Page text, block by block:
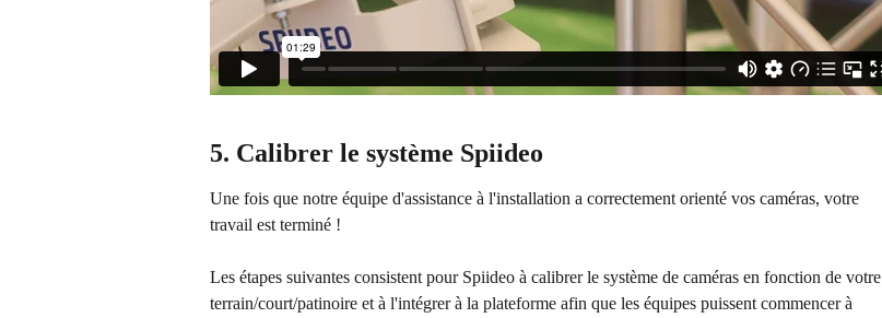
5. Calibrer le système Spiideo
Une fois que notre équipe d'assistance à l'installation a correctement orienté vos caméras, votre
travail est terminé !
Les étapes suivantes consistent pour Spiideo à calibrer le système de caméras en fonction de votre
terrain/court/patinoire et à l'intégrer à la plateforme afin que les équipes puissent commencer à